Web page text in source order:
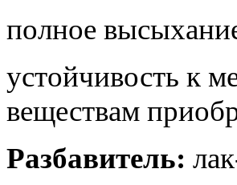
полное
устойчивость к
веществам
Разбавитель: